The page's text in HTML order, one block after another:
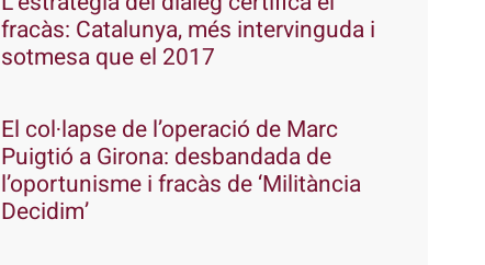
fracàs: Catalunya, més intervinguda i
sotmesa que el 2017
El col·lapse de l’operació de Marc
Puigtió a Girona: desbandada de
l’oportunisme i fracàs de ‘Militància
Decidim’